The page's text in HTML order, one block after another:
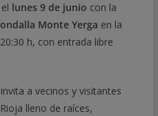
lunes 9 de junio con la
Monte Yerga en la
h, con entrada libre
a vecinos y visitantes
lleno de raíces,